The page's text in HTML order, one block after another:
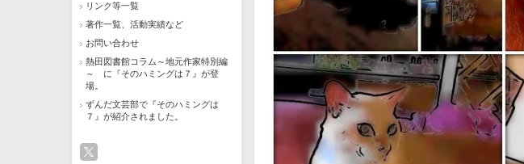
リンク等一覧
著作一覧、活動実績など
お問い合わせ
熱田図書館コラム～地元作家特別編
～ に『そのハミングは７』が登
場。
ずんだ文芸部で『そのハミングは
７』が紹介されました。